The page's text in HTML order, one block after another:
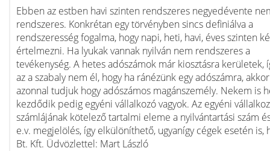
Ebben az estben havi szinten rendszeres negyedévente
rendszeres. Konkrétan egy törvényben sincs definiálva a
rendszeresség fogalma, hogy napi, heti, havi, éves szinten
értelmezni. Ha lyukak vannak nyilván nem rendszeres a
tevékenység. A hetes adószámok már kiosztásra kerületek,
az a szabaly nem él, hogy ha ránézünk egy adószámra, akkor
azonnal tudjuk hogy adószámos magánszemély. Nekem is
kezdődik pedig egyéni vállalkozó vagyok. Az egyéni
számlájának kötelező tartalmi eleme a nyilvántartási szám
e.v. megjelölés, így elkülöníthető, ugyanígy cégek esetén is,
Bt. Kft. Üdvözlettel: Mart László